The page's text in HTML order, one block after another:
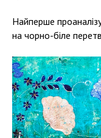
Найперше
на чорно-біле